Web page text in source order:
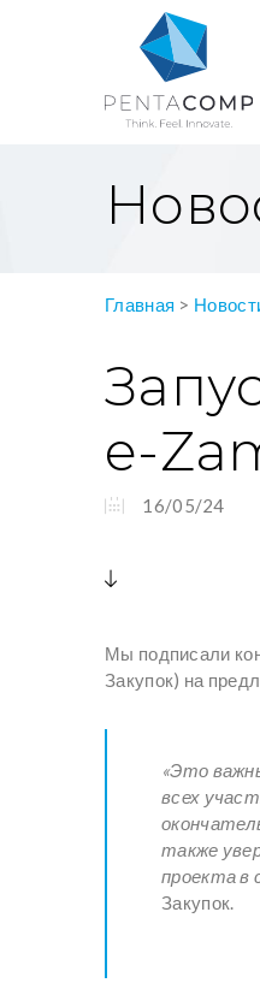
Главная >
e-
16/05/24
Мы подписали
Закупок) на
«Это
всех
также
проекта в
Закупок.